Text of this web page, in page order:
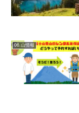
06.山情報